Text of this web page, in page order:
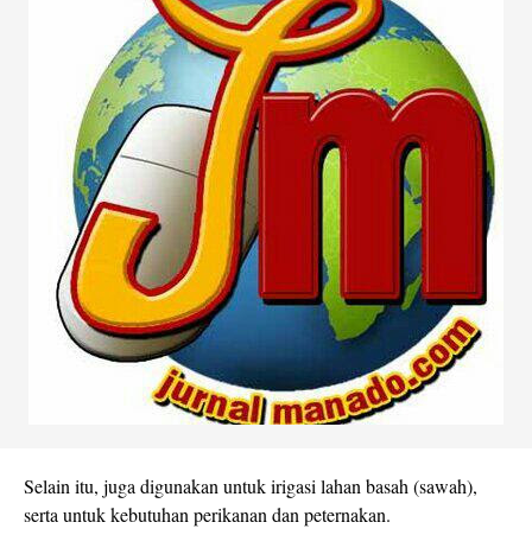
Selain itu, juga digunakan untuk irigasi lahan basah (sawah),
serta untuk kebutuhan perikanan dan peternakan.